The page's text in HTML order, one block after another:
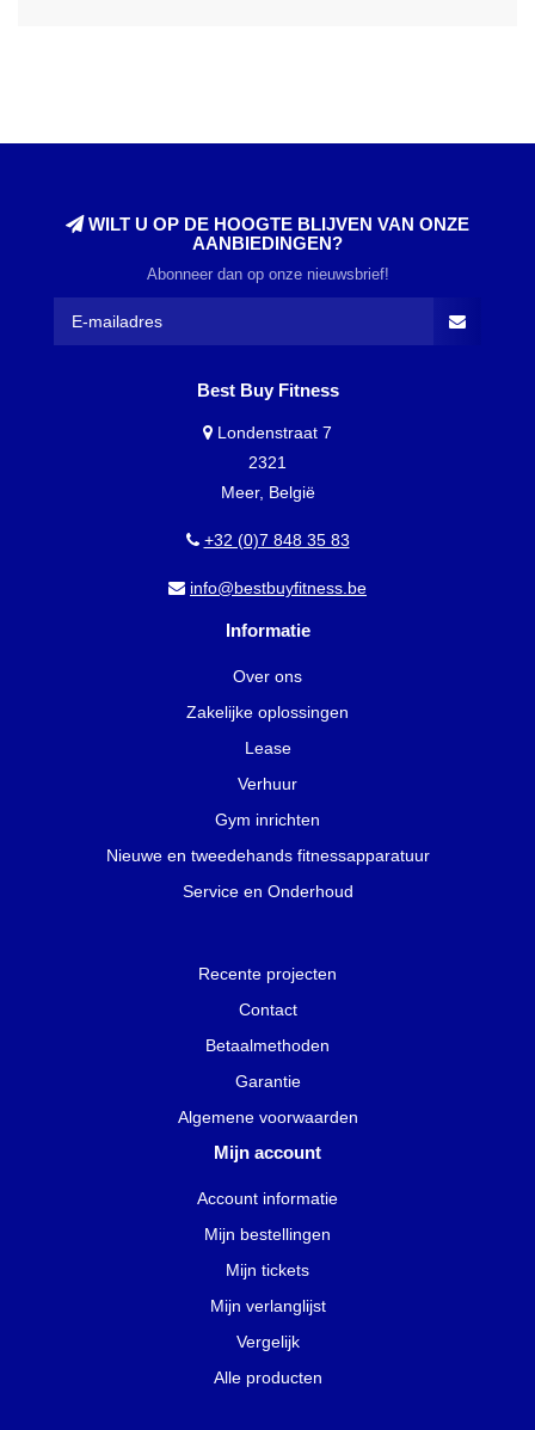
WILT U OP DE HOOGTE BLIJVEN VAN ONZE
AANBIEDINGEN?
Abonneer dan op onze nieuwsbrief!
Best Buy Fitness
Londenstraat 7
2321
Meer, België
+32 (0)7 848 35 83
info@bestbuyfitness.be
Informatie
Over ons
Zakelijke oplossingen
Lease
Verhuur
Gym inrichten
Nieuwe en tweedehands fitnessapparatuur
Service en Onderhoud
Recente projecten
Contact
Betaalmethoden
Garantie
Algemene voorwaarden
Mijn account
Account informatie
Mijn bestellingen
Mijn tickets
Mijn verlanglijst
Vergelijk
Alle producten